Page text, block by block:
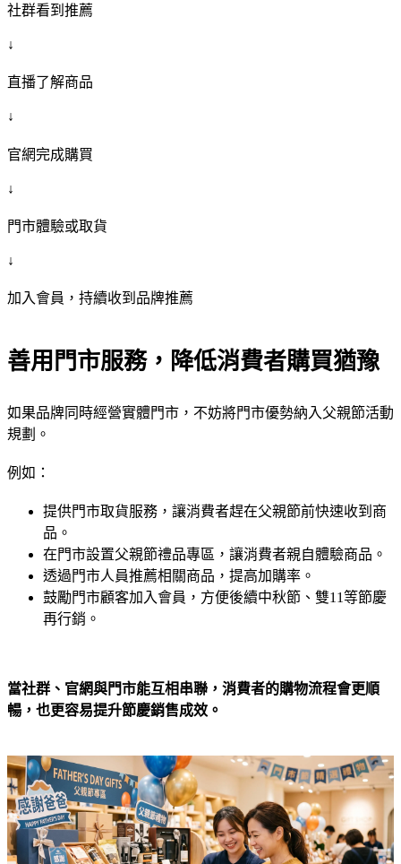
社群看到推薦
↓
直播了解商品
↓
官網完成購買
↓
門市體驗或取貨
↓
加入會員，持續收到品牌推薦
善用門市服務，降低消費者購買猶豫
如果品牌同時經營實體門市，不妨將門市優勢納入父親節活動
規劃。
例如：
提供門市取貨服務，讓消費者趕在父親節前快速收到商
品。
在門市設置父親節禮品專區，讓消費者親自體驗商品。
透過門市人員推薦相關商品，提高加購率。
鼓勵門市顧客加入會員，方便後續中秋節、雙11等節慶
再行銷。
當社群、官網與門市能互相串聯，消費者的購物流程會更順
暢，也更容易提升節慶銷售成效。